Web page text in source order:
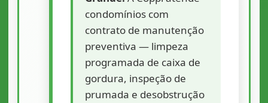
condomínios com
contrato de manutenção
preventiva — limpeza
programada de caixa de
gordura, inspeção de
prumada e desobstrução